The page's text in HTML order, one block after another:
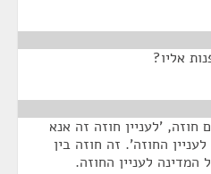
אליו?
'לעניין חוזה זה אנא
החוזה'. זה חוזה בין
המדינה לעניין החוזה.